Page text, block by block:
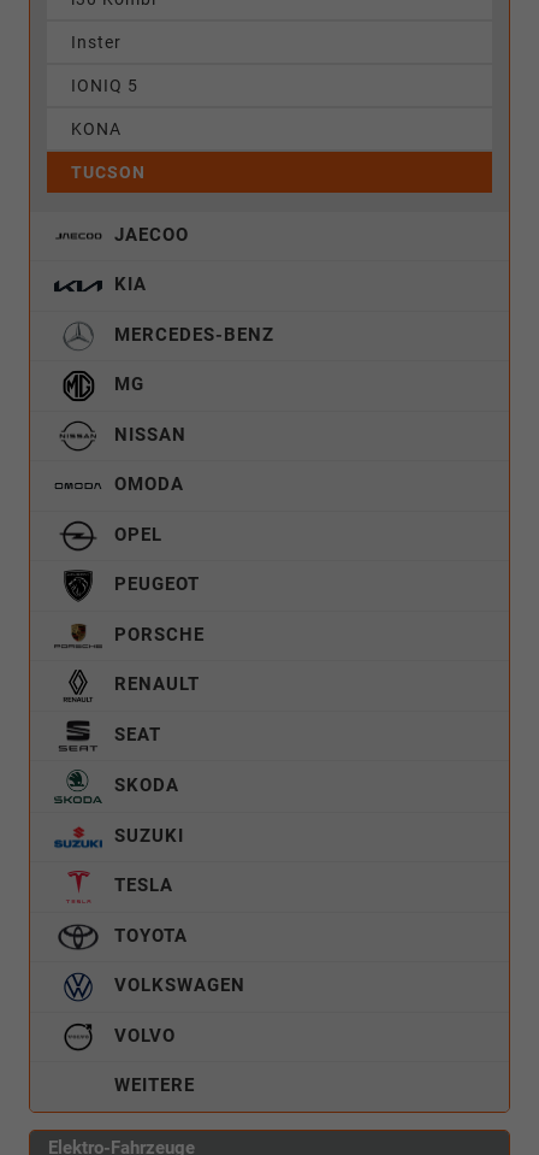
Inster
IONIQ 5
KONA
TUCSON
JAECOO
KIA
MERCEDES-BENZ
MG
NISSAN
OMODA
OPEL
PEUGEOT
PORSCHE
RENAULT
SEAT
SKODA
SUZUKI
TESLA
TOYOTA
VOLKSWAGEN
VOLVO
WEITERE
Elektro-Fahrzeuge